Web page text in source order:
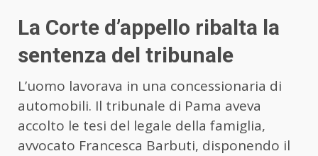
La Corte d’appello ribalta la
sentenza del tribunale
L’uomo lavorava in una concessionaria di
automobili. Il tribunale di Pama aveva
accolto le tesi del legale della famiglia,
avvocato Francesca Barbuti, disponendo il